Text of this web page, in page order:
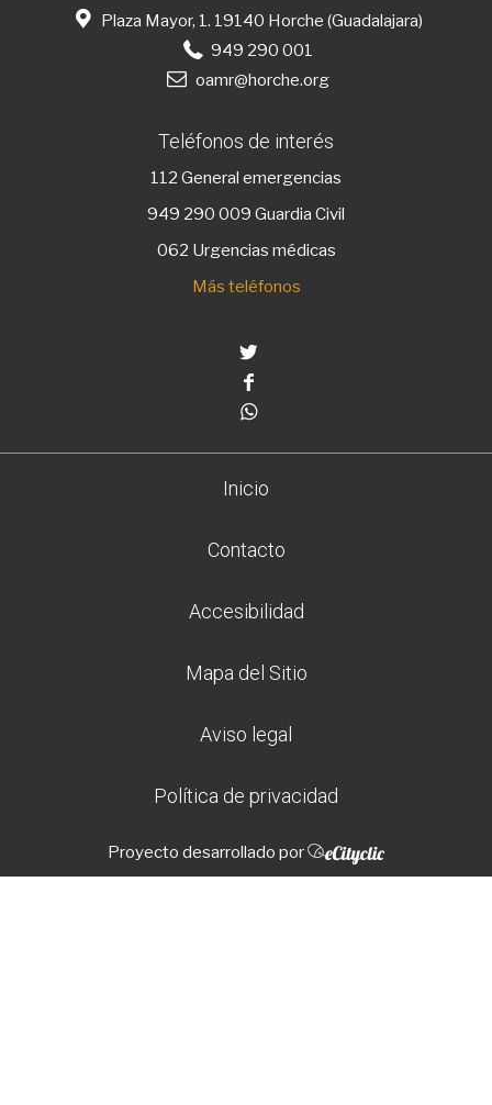
Plaza Mayor, 1. 19140 Horche (Guadalajara)
949 290 001
oamr@horche.org
Teléfonos de interés
112 General emergencias
949 290 009 Guardia Civil
062 Urgencias médicas
Más teléfonos
Inicio
Contacto
Accesibilidad
Mapa del Sitio
Aviso legal
Política de privacidad
Proyecto desarrollado por